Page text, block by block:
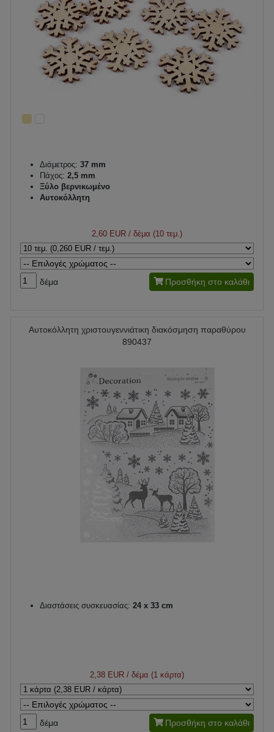
Διάμετρος: 37 mm
Πάχος: 2,5 mm
Ξύλο βερνικωμένο
Αυτοκόλλητη
2,60 EUR / δέμα (10 τεμ.)
δέμα Προσθήκη στο καλάθι
Αυτοκόλλητη χριστουγεννιάτικη διακόσμηση παραθύρου
890437
Διαστάσεις συσκευασίας: 24 x 33 cm
2,38 EUR / δέμα (1 κάρτα)
δέμα Προσθήκη στο καλάθι